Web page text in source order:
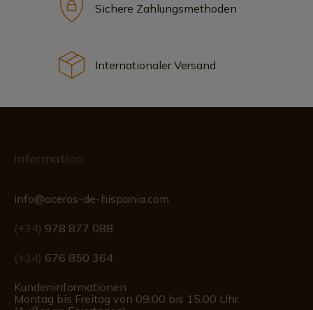
Sichere Zahlungsmethoden
Internationaler Versand
Information
info@aceros-de-hispania.com
(+34) 978 877 088
(+34) 676 850 364
Kundeninformationen
Montag bis Freitag von 09:00 bis 15:00 Uhr